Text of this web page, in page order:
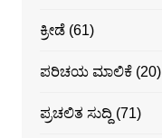
ಕ್ರೀಡೆ(61)
ಪರಿಚಯ ಮಾಲಿಕೆ(20)
ಪ್ರಚಲಿತ ಸುದ್ದಿ (71)